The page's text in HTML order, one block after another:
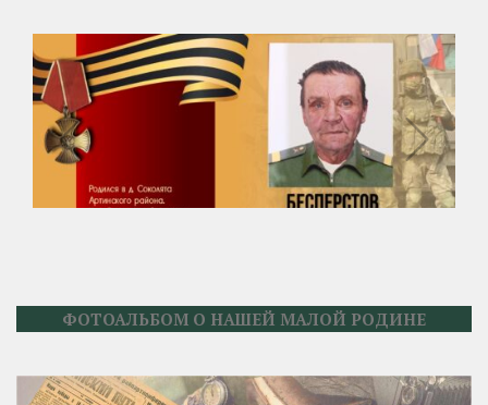
ФОТОАЛЬБОМ О НАШЕЙ МАЛОЙ РОДИНЕ